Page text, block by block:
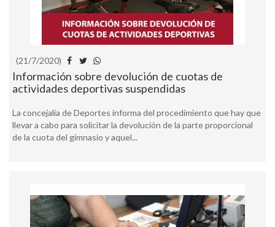
(21/7/2020)
Información sobre devolución de cuotas de
actividades deportivas suspendidas
La concejalía de Deportes informa del procedimiento que hay que
llevar a cabo para solicitar la devolución de la parte proporcional
de la cuota del gimnasio y aquel...